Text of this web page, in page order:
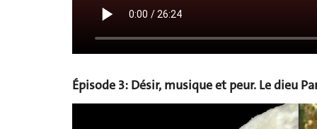
Épisode 3: Désir, musique et peur. Le dieu